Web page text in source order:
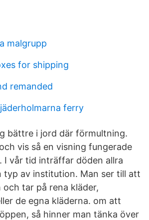
malgrupp
for shipping
remanded
ferry
bättre i jord där förmultning.
vis så en visning fungerade
I vår tid inträffar döden allra
typ av institution. Man ser till att
och tar på rena kläder,
de egna kläderna. om att
så hinner man tänka över